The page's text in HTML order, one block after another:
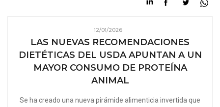
12/01/2026
LAS NUEVAS RECOMENDACIONES
DIETÉTICAS DEL USDA APUNTAN A UN
MAYOR CONSUMO DE PROTEÍNA
ANIMAL
Se ha creado una nueva pirámide alimenticia invertida que